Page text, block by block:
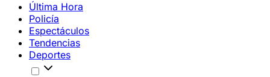
Última Hora
Policía
Espectáculos
Tendencias
Deportes